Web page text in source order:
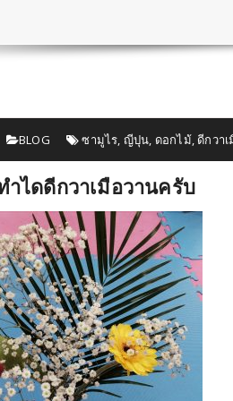
BLOG ซามูไร, ญีปุน, ดอกไม้, ดีกวา
ไดดีกวาเมือวานครับ